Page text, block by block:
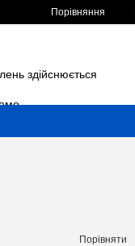
Порівняння
здійснюється
Порівняти